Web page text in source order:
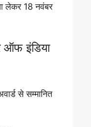
लेकर 18 नवंबर
ऑफ इंडिया
से सम्मानित